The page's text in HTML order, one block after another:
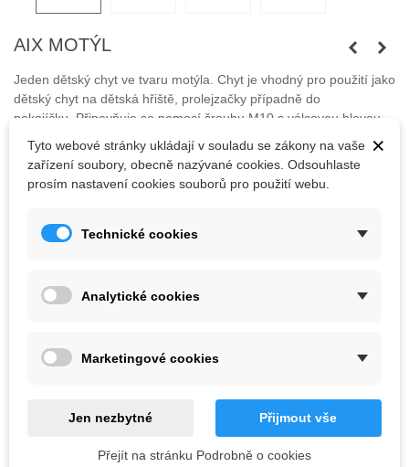
AIX MOTÝL
Jeden dětský chyt ve tvaru motýla. Chyt je vhodný pro použití jako
dětský chyt na dětská hřiště, prolejzačky případně do
pokojíčku. Připevňuje se pomocí šroubu M10 s válcovou hlavou.
Šrouby nejsou součástí balení.
317,63 Kč
PŘIDAT DO KOŠÍKU
QR kód
×
Tyto webové stránky ukládají v souladu se zákony na vaše
zařízení soubory, obecně nazývané cookies. Odsouhlaste
prosím nastavení cookies souborů pro použití webu.
Technické cookies
Analytické cookies
Marketingové cookies
Jen nezbytné Přijmout vše
Přejít na stránku Podrobně o cookies